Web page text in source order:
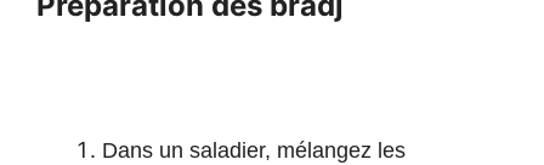
Dans un saladier, mélangez les